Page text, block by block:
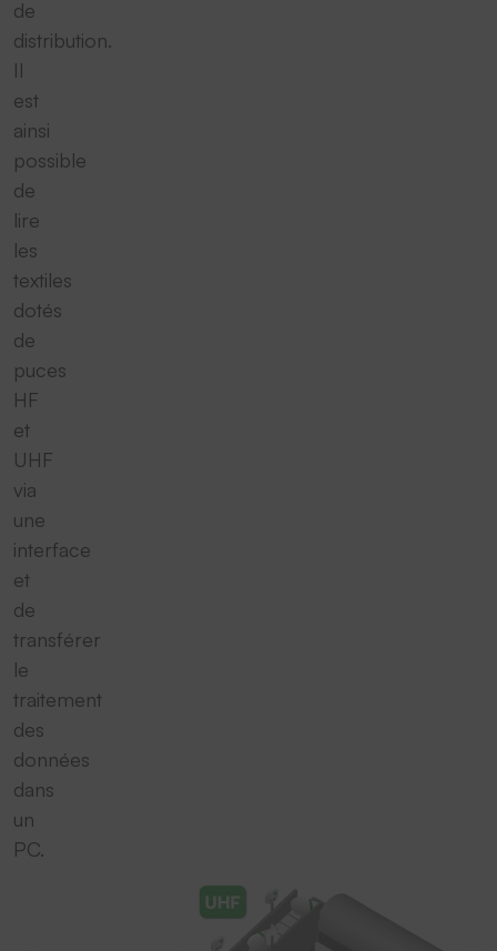
de
distribution.
Il
est
ainsi
possible
de
lire
les
textiles
dotés
de
puces
HF
et
UHF
via
une
interface
et
de
transférer
le
traitement
des
données
dans
un
PC.